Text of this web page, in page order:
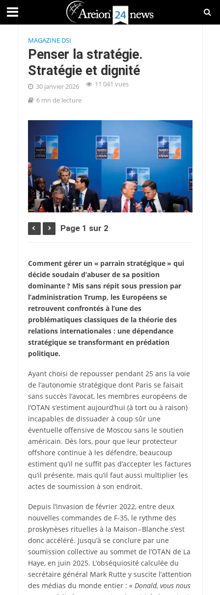
MAGAZINE DSI
Penser la stratégie.
Stratégie et dignité
30 janvier 2026
11 041 vues
6 mn de lecture
Page 1 sur 2
Comment gérer un « parrain stratégique » qui
décide soudain d’abuser de sa position
dominante ? Mis sans répit sous pression par
l’administration Trump, les Européens se
retrouvent confrontés à l’une des
problématiques classiques de la théorie des
relations internationales : une dépendance
stratégique se transformant en prédation
politique.
Ayant choisi de repousser pendant 25 ans la voie
de l’autonomie stratégique dont Paris se faisait
sans succès l’avocat, les membres européens de
l’OTAN s’estiment aujourd’hui (à tort ou à raison)
incapables de dissuader à coup sûr une
éventuelle offensive de Moscou sans le soutien
américain. Dès lors, pour que leur protecteur
offshore continue à les défendre, beaucoup
estiment qu’il ne suffit pas d’accepter les factures
qu’il présente, mais qu’il faut aussi multiplier les
actes de soumission à son endroit.
Depuis l’invasion de février 2022, entre deux
nouvelles commandes de F‑35, le rythme des
proskynèses rituelles à la Maison – Blanche s’est
donc accéléré. Jusqu’à se conclure par une
soumission collective au sommet de l’OTAN de La
Haye, en juin 2025. L’obséquiosité calculée du
secrétaire général Mark Rutte y suscite l’attention
des médias du monde entier : « Donald, vous nous